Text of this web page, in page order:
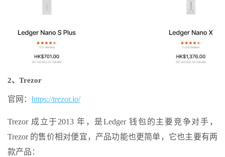
2、Trezor
官网： https://trezor.io/
Trezor 成立于2013 年，是Ledger 钱包的主要竞争对手，
Trezor 的售价相对便宜，产品功能也更简单，它也主要有两
款产品：